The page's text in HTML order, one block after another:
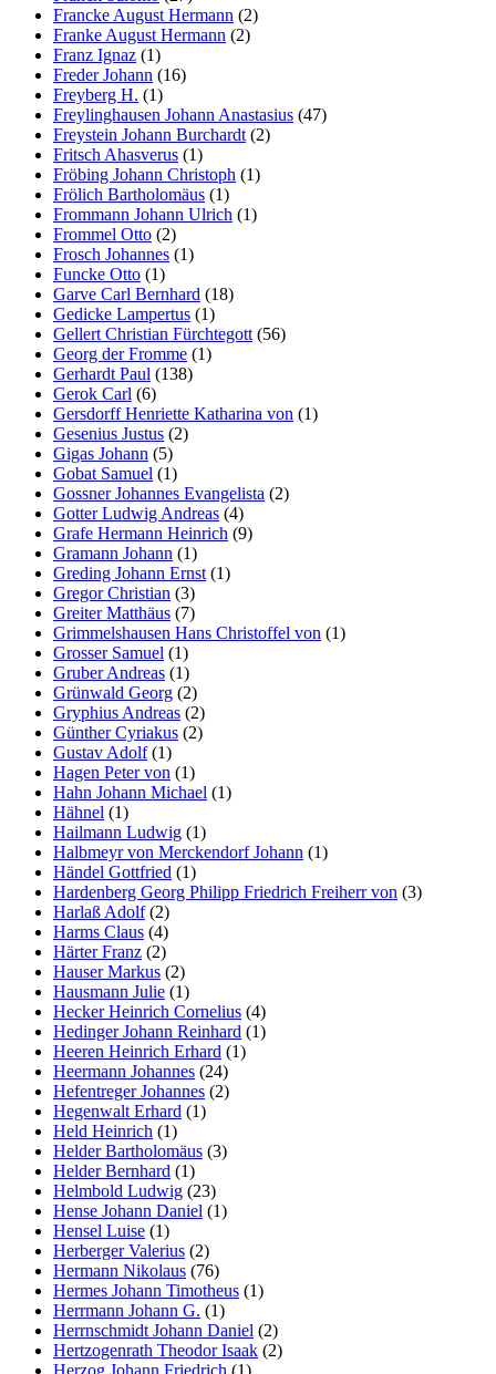
Francke August Hermann (2)
Franke August Hermann (2)
Franz Ignaz (1)
Freder Johann (16)
Freyberg H. (1)
Freylinghausen Johann Anastasius (47)
Freystein Johann Burchardt (2)
Fritsch Ahasverus (1)
Fröbing Johann Christoph (1)
Frölich Bartholomäus (1)
Frommann Johann Ulrich (1)
Frommel Otto (2)
Frosch Johannes (1)
Funcke Otto (1)
Garve Carl Bernhard (18)
Gedicke Lampertus (1)
Gellert Christian Fürchtegott (56)
Georg der Fromme (1)
Gerhardt Paul (138)
Gerok Carl (6)
Gersdorff Henriette Katharina von (1)
Gesenius Justus (2)
Gigas Johann (5)
Gobat Samuel (1)
Gossner Johannes Evangelista (2)
Gotter Ludwig Andreas (4)
Grafe Hermann Heinrich (9)
Gramann Johann (1)
Greding Johann Ernst (1)
Gregor Christian (3)
Greiter Matthäus (7)
Grimmelshausen Hans Christoffel von (1)
Grosser Samuel (1)
Gruber Andreas (1)
Grünwald Georg (2)
Gryphius Andreas (2)
Günther Cyriakus (2)
Gustav Adolf(1)
Hagen Peter von (1)
Hahn Johann Michael (1)
Hähnel (1)
Hailmann Ludwig (1)
Halbmeyr von Merckendorf Johann (1)
Händel Gottfried (1)
Hardenberg Georg Philipp Friedrich Freiherr von (3)
Harlaß Adolf(2)
Harms Claus (4)
Härter Franz (2)
Hauser Markus (2)
Hausmann Julie (1)
Hecker Heinrich Cornelius (4)
Hedinger Johann Reinhard (1)
Heeren Heinrich Erhard (1)
Heermann Johannes (24)
Hefentreger Johannes (2)
Hegenwalt Erhard (1)
Held Heinrich (1)
Helder Bartholomäus (3)
Helder Bernhard (1)
Helmbold Ludwig (23)
Hense Johann Daniel (1)
Hensel Luise (1)
Herberger Valerius (2)
Hermann Nikolaus (76)
Hermes Johann Timotheus (1)
Herrmann Johann G. (1)
Herrnschmidt Johann Daniel (2)
Hertzogenrath Theodor Isaak (2)
Herzog Johann Friedrich (1)